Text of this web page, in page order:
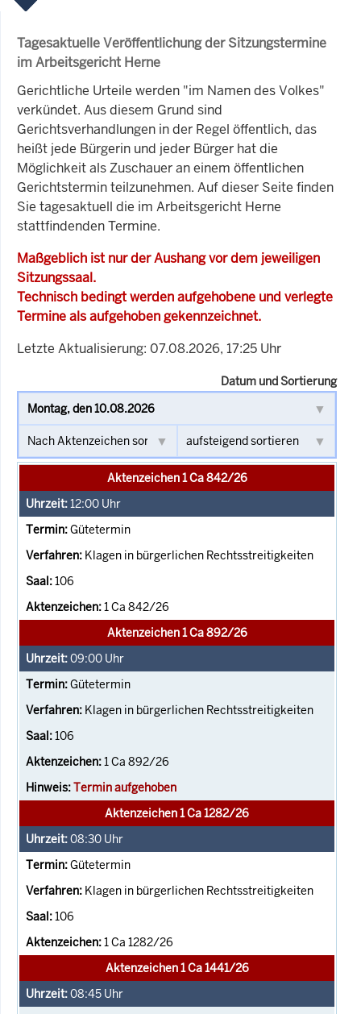
Tagesaktuelle Veröffentlichung der Sitzungstermine
im Arbeitsgericht Herne
Gerichtliche Urteile werden "im Namen des Volkes"
verkündet. Aus diesem Grund sind
Gerichtsverhandlungen in der Regel öffentlich, das
heißt jede Bürgerin und jeder Bürger hat die
Möglichkeit als Zuschauer an einem öffentlichen
Gerichtstermin teilzunehmen. Auf dieser Seite finden
Sie tagesaktuell die im Arbeitsgericht Herne
stattfindenden Termine.
Maßgeblich ist nur der Aushang vor dem jeweiligen
Sitzungssaal.
Technisch bedingt werden aufgehobene und verlegte
Termine als aufgehoben gekennzeichnet.
Letzte Aktualisierung: 07.08.2026, 17:25 Uhr
Datum und Sortierung
Aktenzeichen 1 Ca 842/26
12:00 Uhr
Gütetermin
Klagen in bürgerlichen Rechtsstreitigkeiten
106
1 Ca 842/26
Aktenzeichen 1 Ca 892/26
09:00 Uhr
Gütetermin
Klagen in bürgerlichen Rechtsstreitigkeiten
106
1 Ca 892/26
Termin aufgehoben
Aktenzeichen 1 Ca 1282/26
08:30 Uhr
Gütetermin
Klagen in bürgerlichen Rechtsstreitigkeiten
106
1 Ca 1282/26
Aktenzeichen 1 Ca 1441/26
08:45 Uhr